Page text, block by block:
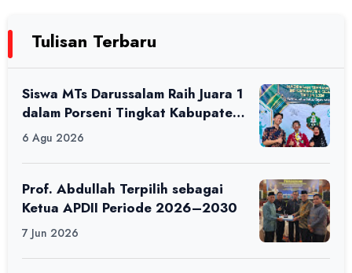
Tulisan Terbaru
Siswa MTs Darussalam Raih Juara 1
dalam Porseni Tingkat Kabupaten
6 Agu 2026
Prof. Abdullah Terpilih sebagai
Ketua APDII Periode 2026–2030
7 Jun 2026